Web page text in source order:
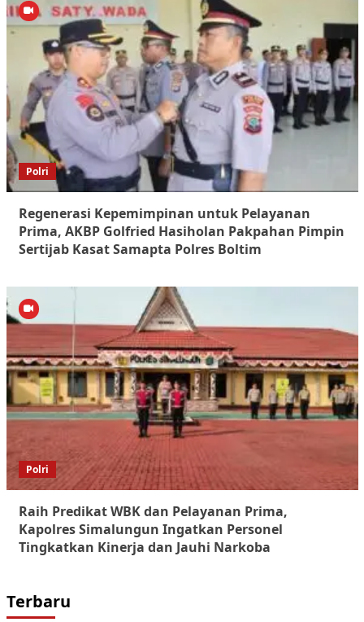
Polri
Regenerasi Kepemimpinan untuk Pelayanan
Prima, AKBP Golfried Hasiholan Pakpahan Pimpin
Sertijab Kasat Samapta Polres Boltim
Polri
Raih Predikat WBK dan Pelayanan Prima,
Kapolres Simalungun Ingatkan Personel
Tingkatkan Kinerja dan Jauhi Narkoba
Terbaru